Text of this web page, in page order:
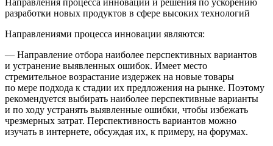
разработки новых продуктов в сфере высоких технологий
Направлениями процесса инновации являются:
— Направление отбора наиболее перспективных вариантов
и устранение выявленных ошибок. Имеет место
стремительное возрастание издержек на новые товары
по мере подхода к стадии их предложения на рынке. Поэтому
рекомендуется выбирать наиболее перспективные варианты
и по ходу устранять выявленные ошибки, чтобы избежать
чрезмерных затрат. Перспективность вариантов можно
изучать в интернете, обсуждая их, к примеру, на форумах.